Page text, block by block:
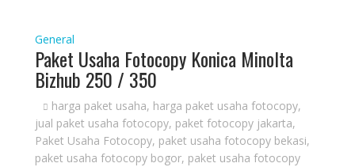
General
Paket Usaha Fotocopy Konica Minolta
Bizhub 250 / 350
harga paket usaha, harga paket usaha fotocopy,
jual paket usaha fotocopy, paket fotocopy jakarta,
Paket Usaha Fotocopy, paket usaha fotocopy bekasi,
paket usaha fotocopy bogor, paket usaha fotocopy